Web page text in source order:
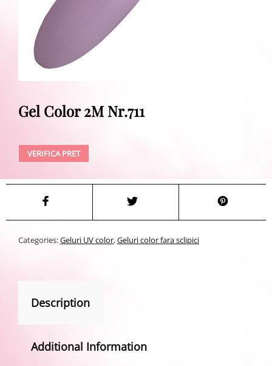
Gel Color 2M Nr.711
VERIFICA PRET
Categories:Geluri UV color,Geluri color fara sclipici
Description
Additional Information